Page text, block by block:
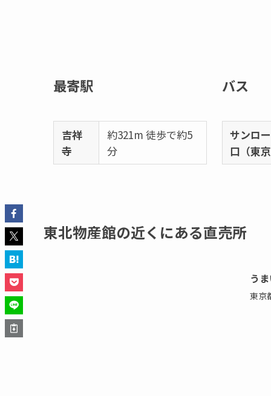
最寄駅
吉祥
寺
約321m 徒歩で約5
分
バス
サンロ
口（東
東北物産館の近くにある直売所
う
東京